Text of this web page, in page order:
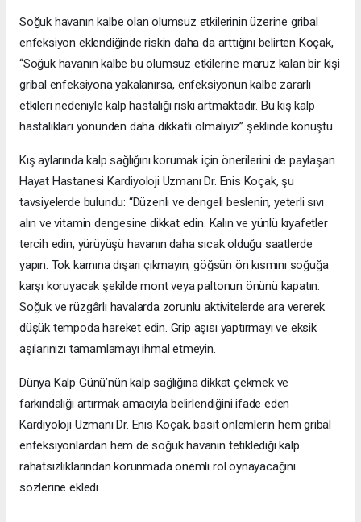
Soğuk havanın kalbe olan olumsuz etkilerinin üzerine gribal
enfeksiyon eklendiğinde riskin daha da arttığını belirten Koçak,
“Soğuk havanın kalbe bu olumsuz etkilerine maruz kalan bir kişi
gribal enfeksiyona yakalanırsa, enfeksiyonun kalbe zararlı
etkileri nedeniyle kalp hastalığı riski artmaktadır. Bu kış kalp
hastalıkları yönünden daha dikkatli olmalıyız” şeklinde konuştu.
Kış aylarında kalp sağlığını korumak için önerilerini de paylaşan
Hayat Hastanesi Kardiyoloji Uzmanı Dr. Enis Koçak, şu
tavsiyelerde bulundu: “Düzenli ve dengeli beslenin, yeterli sıvı
alın ve vitamin dengesine dikkat edin. Kalın ve yünlü kıyafetler
tercih edin, yürüyüşü havanın daha sıcak olduğu saatlerde
yapın. Tok karnına dışarı çıkmayın, göğsün ön kısmını soğuğa
karşı koruyacak şekilde mont veya paltonun önünü kapatın.
Soğuk ve rüzgârlı havalarda zorunlu aktivitelerde ara vererek
düşük tempoda hareket edin. Grip aşısı yaptırmayı ve eksik
aşılarınızı tamamlamayı ihmal etmeyin.
Dünya Kalp Günü’nün kalp sağlığına dikkat çekmek ve
farkındalığı artırmak amacıyla belirlendiğini ifade eden
Kardiyoloji Uzmanı Dr. Enis Koçak, basit önlemlerin hem gribal
enfeksiyonlardan hem de soğuk havanın tetiklediği kalp
rahatsızlıklarından korunmada önemli rol oynayacağını
sözlerine ekledi.